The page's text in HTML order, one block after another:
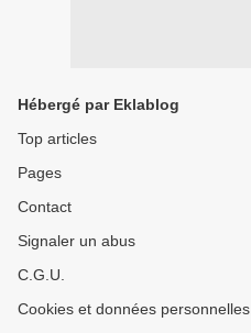
Hébergé par Eklablog
Top articles
Pages
Contact
Signaler un abus
C.G.U.
Cookies et données personnelles